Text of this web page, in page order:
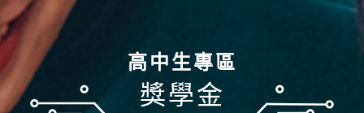
高中生專區
獎學金